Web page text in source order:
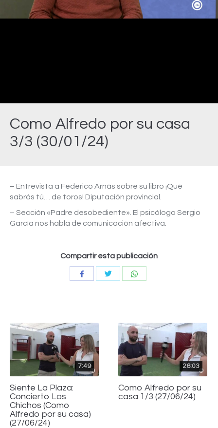
Como Alfredo por su casa
3/3 (30/01/24)
Video
– Entrevista a Federico Arnás sobre su libro ¡Qué
sabrás tú… de toros! Diputación provincial.
– Sección «Padre desobediente». El psicólogo Sergio
García nos habla de comunicación afectiva.
Compartir esta publicación
CompartirCompartir
7:49
Siente La Plaza:
Concierto Los
Chichos (Como
Alfredo por su casa)
(27/06/24)
26:03
Como Alfredo por su
casa 1/3 (27/06/24)